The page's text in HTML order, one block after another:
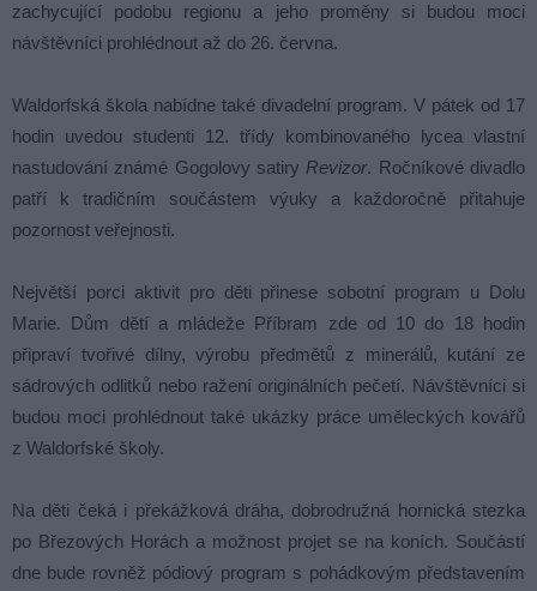
zachycující podobu regionu a jeho proměny si budou moci
návštěvníci prohlédnout až do 26. června.
Waldorfská škola nabídne také divadelní program. V pátek od 17
hodin uvedou studenti 12. třídy kombinovaného lycea vlastní
nastudování známé Gogolovy satiry Revizor. Ročníkové divadlo
patří k tradičním součástem výuky a každoročně přitahuje
pozornost veřejnosti.
Největší porci aktivit pro děti přinese sobotní program u Dolu
Marie. Dům dětí a mládeže Příbram zde od 10 do 18 hodin
připraví tvořivé dílny, výrobu předmětů z minerálů, kutání ze
sádrových odlitků nebo ražení originálních pečetí. Návštěvníci si
budou moci prohlédnout také ukázky práce uměleckých kovářů
z Waldorfské školy.
Na děti čeká i překážková dráha, dobrodružná hornická stezka
po Březových Horách a možnost projet se na koních. Součástí
dne bude rovněž pódiový program s pohádkovým představením